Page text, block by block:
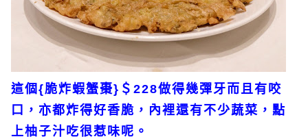
這個{脆炸蝦蟹棗}＄228做得幾彈牙而且有咬
口，亦都炸得好香脆，內裡還有不少蔬菜，點
上柚子汁吃很惹味呢。